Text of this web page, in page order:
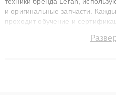
и оригинальные запчасти.
проходит обучение и
сохранением гарантии до 3